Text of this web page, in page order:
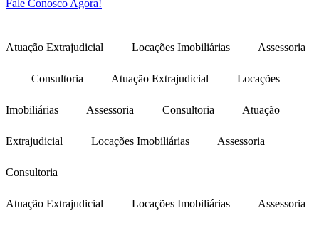
Fale Conosco Agora!
Atuação Extrajudicial Locações Imobiliárias Assessoria
Consultoria Atuação Extrajudicial Locações
Imobiliárias Assessoria Consultoria Atuação
Extrajudicial Locações Imobiliárias Assessoria
Consultoria
Atuação Extrajudicial Locações Imobiliárias Assessoria